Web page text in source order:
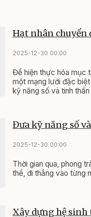
Hạt nhân
2025-12-30 00:00
Để hiện thực hóa mục
một mạng lưới đặc
kỹ năng số và tinh
Đưa kỹ năng số
2025-12-30 00:00
Thời gian qua, phong
thể, đi thẳng vào từng
Xây dựng hệ